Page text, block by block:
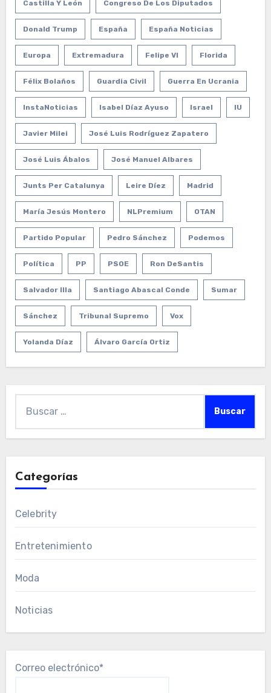
Castilla Y León Congreso De Los Diputados
Donald Trump España España Noticias
Europa Extremadura Felipe VI Florida
Félix Bolaños Guardia Civil Guerra En Ucrania
InstaNoticias Isabel Díaz Ayuso Israel IU
Javier Milei José Luis Rodríguez Zapatero
José Luis Ábalos José Manuel Albares
Junts Per Catalunya Leire Díez Madrid
María Jesús Montero NLPremium OTAN
Partido Popular Pedro Sánchez Podemos
Política PP PSOE Ron DeSantis
Salvador Illa Santiago Abascal Conde Sumar
Sánchez Tribunal Supremo Vox
Yolanda Díaz Álvaro García Ortiz
Categorías
Celebrity
Entretenimiento
Moda
Noticias
Correo electrónico*